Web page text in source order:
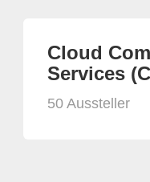
Cloud
Services
50 Aussteller